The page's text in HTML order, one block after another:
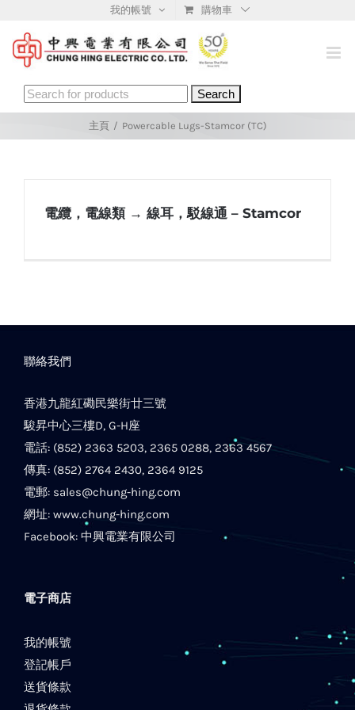
content
我的帳號 購物車
Search
for:
主頁 / Powercable Lugs-Stamcor (TC)
電纜，電線類 → 線耳，駁線通 – Stamcor
聯絡我們
香港九龍紅磡民樂街廿三號
駿昇中心三樓D, G-H座
電話: (852) 2363 5203, 2365 0288, 2363 4567
傳真: (852) 2764 2430, 2364 9125
電郵: sales@chung-hing.com
網址: www.chung-hing.com
Facebook: 中興電業有限公司
電子商店
我的帳號
登記帳戶
送貨條款